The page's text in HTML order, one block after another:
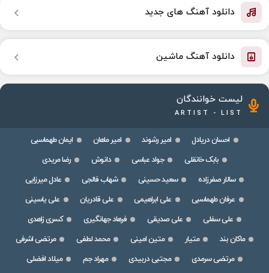
دانلود آهنگ های جدید
دانلود آهنگ ماشین
لیست خوانندگان
ARTIST - LIST
احسان دریادل امیر رشوند امیر ماهان
ایمان طهماسبی
بابک خانقلی
جواد عباسی دانوش
رضا مریدی
سالار صفرزاده
سعید حسینی شهاب فالجی
عادل میرزایی
عرفان طهماسبی
علی ابراهیمی علی قادریان
علی یاسینی
علی سفلی
علی صدیقی فرهاد جهانگیری
کسری زاهدی
ماکان بند
متیار متین امینی محمد لطفی
مرتضی اشرفی
مرتضی سرمدی
مجتبی دربیدی مهراد جم میلاد افضلی